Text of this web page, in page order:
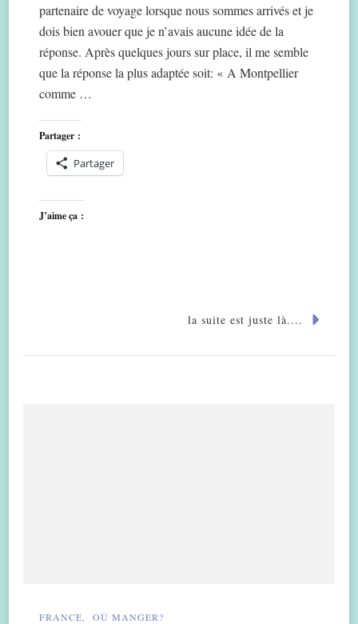
partenaire de voyage lorsque nous sommes arrivés et je
dois bien avouer que je n’avais aucune idée de la
réponse. Après quelques jours sur place, il me semble
que la réponse la plus adaptée soit: « A Montpellier
comme …
Partager :
Partager
J’aime ça :
la suite est juste là....
FRANCE OÙ MANGER?